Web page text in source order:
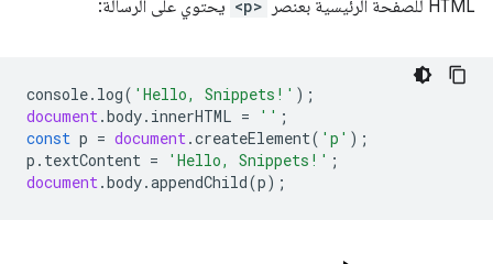
HTML للصفحة الرئيسية بعنصر
<p> يحتوي على الرسالة:
console. log( 'Hello, Snippets!' );
document.body. innerHTML = '' ;
const p = document.createElement( 'p' );
p . textContent = 'Hello, Snippets!' ;
document.body.appendChild(p);